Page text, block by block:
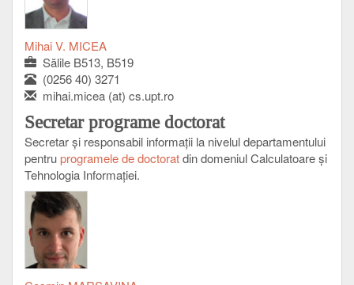
Mihai V. MICEA
Sălile B513, B519
(0256 40) 3271
mihai.micea (at) cs.upt.ro
Secretar programe doctorat
Secretar şi responsabil informaţii la nivelul departamentului
pentruprogramele de doctoratdin domeniul Calculatoare și
Tehnologia Informației.